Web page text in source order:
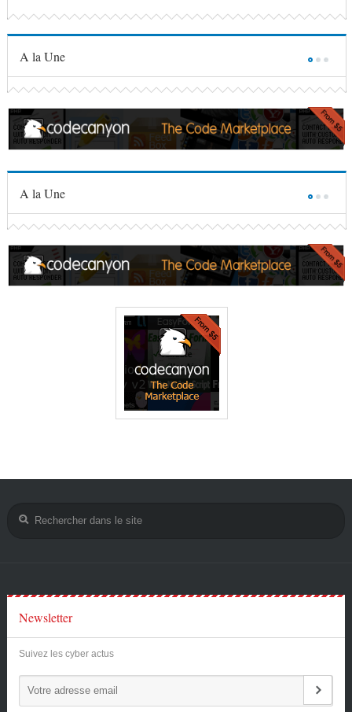
A la Une
A la Une
Newsletter
Suivez les cyber actus